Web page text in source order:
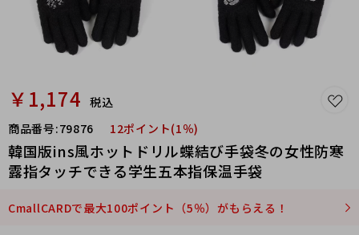
￥1,174 税込
商品番号:79876 12ポイント(1％)
韓国版ins風ホットドリル蝶結び手袋冬の女性防寒
露指タッチできる学生五本指保温手袋
CmallCARDで最大100ポイント（5％）がもらえる！